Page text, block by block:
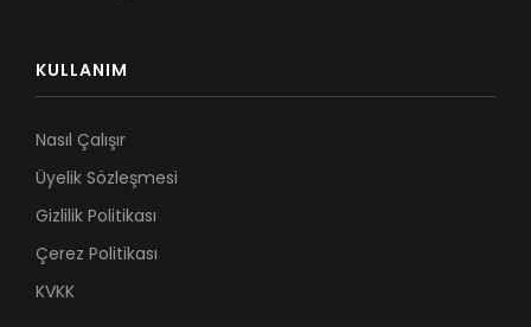
KULLANIM
Nasıl Çalışır
Üyelik Sözleşmesi
Gizlilik Politikası
Çerez Politikası
KVKK